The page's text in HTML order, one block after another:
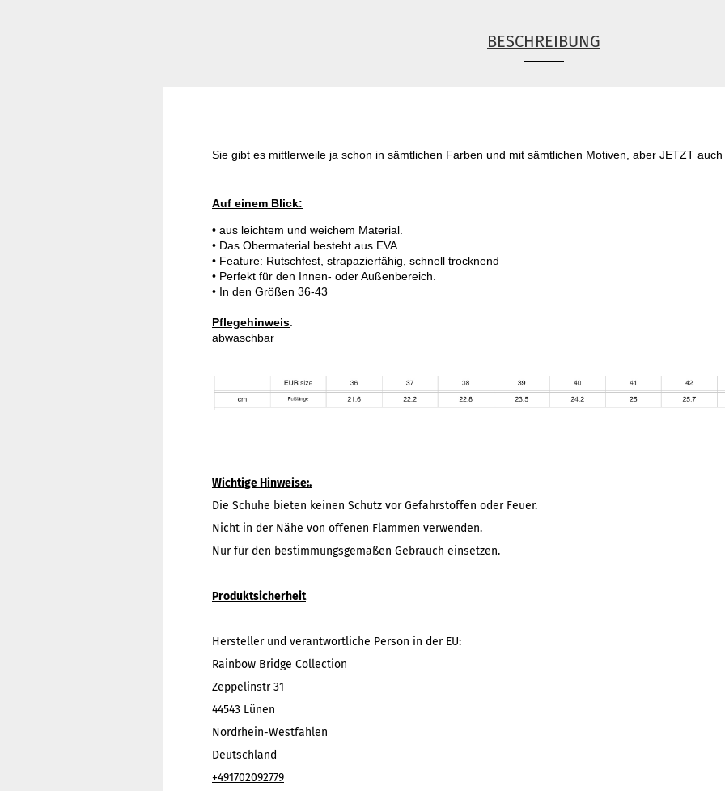
BESCHREIBUNG
Sie gibt es mittlerweile ja schon in sämtlichen Farben und mit sämtlichen Motiven, aber JETZT
Auf einem Blick:
• aus leichtem und weichem Material.
• Das Obermaterial besteht aus EVA
• Feature: Rutschfest, strapazierfähig, schnell trocknend
• Perfekt für den Innen- oder Außenbereich.
• In den Größen 36-43
Pflegehinweis:
Wichtige Hinweise:.
Die Schuhe bieten keinen Schutz vor Gefahrstoffen oder Feuer.
Nicht in der Nähe von offenen Flammen verwenden.
Nur für den bestimmungsgemäßen Gebrauch einsetzen.
Produktsicherheit
Hersteller und verantwortliche Person in der EU:
Rainbow Bridge Collection
Zeppelinstr 31
44543 Lünen
Nordrhein-Westfahlen
Deutschland
+491702092779